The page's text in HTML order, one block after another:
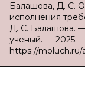
Балашова, Д. С.
исполнения
Д. С. Балашова.
ученый. — 2025.
https://moluch.ru/